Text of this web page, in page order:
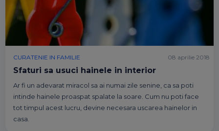
CURATENIE IN FAMILIE
Sfaturi sa usuci hainele in interior
Ar fi un adevarat miracol sa ai numai zile senine, ca sa poti
intinde hainele proaspat spalate la soare. Cum nu poti face
tot timpul acest lucru, devine necesara uscarea hainelor in
casa.
08 aprilie 2018